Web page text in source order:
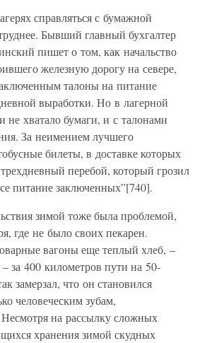
справляться с бумажной
Бывший главный бухгалтер
пишет о том, как начальство
железную дорогу на севере,
талоны на питание
выработки. Но в лагерной
не хватало бумаги, и с талонами
За неимением лучшего
билеты, в доставке которых
перебой, который грозил
питание заключенных”[740].
зимой тоже была проблемой,
где не было своих пекарен.
вагоны еще теплый хлеб, –
за 400 километров пути на 50-
замерзал, что он становился
человеческим зубам,
на рассылку сложных
хранения зимой скудных